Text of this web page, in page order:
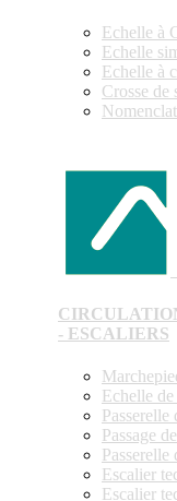
Echelle à
Echelle
Echelle à
Crosse de
- ESCALIERS
Echelle
Passage
Escalier
Escalier